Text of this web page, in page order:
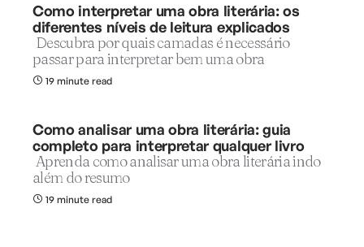
Como interpretar uma obra literária: os
diferentes níveis de leitura explicados
Descubra por quais camadas é necessário
passar para interpretar bem uma obra
19 minute read
Como analisar uma obra literária: guia
completo para interpretar qualquer livro
Aprenda como analisar uma obra literária indo
além do resumo
19 minute read